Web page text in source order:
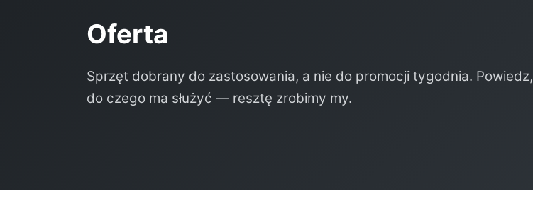
Oferta
Sprzęt dobrany do zastosowania, a nie do promocji tygodnia. Powiedz,
do czego ma służyć — resztę zrobimy my.